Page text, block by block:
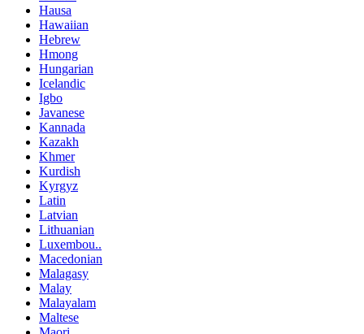
Hausa
Hawaiian
Hebrew
Hmong
Hungarian
Icelandic
Igbo
Javanese
Kannada
Kazakh
Khmer
Kurdish
Kyrgyz
Latin
Latvian
Lithuanian
Luxembou..
Macedonian
Malagasy
Malay
Malayalam
Maltese